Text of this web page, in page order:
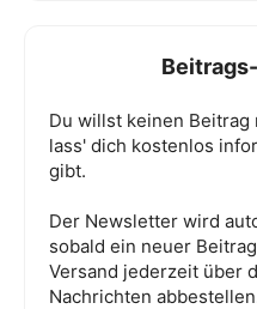
Du willst keinen Beitrag
lass' dich kostenlos
gibt.
Der Newsletter wird
sobald ein neuer
Versand jederzeit über
Nachrichten